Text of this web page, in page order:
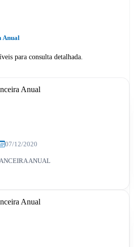
Anual
para consulta detalhada.
Anual
07/12/2020
ANUAL
Anual